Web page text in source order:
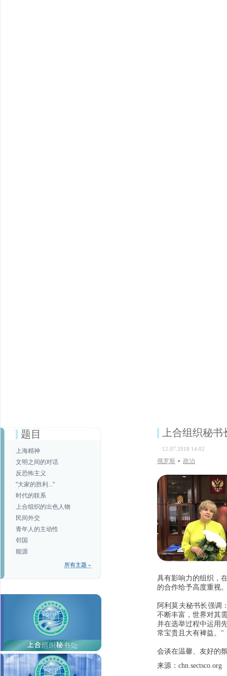
题目
上海精神
文明之间的对话
反恐怖主义
"大家的胜利..."
时代的联系
上合组织的出色人物
民间外交
青年人的主动性
邻国
能源
所有主题 »
上合组织秘
12.07.2018 14:02
俄罗斯 政治
具有影响力的组织，
的合作给予高度重视
阿利莫夫秘书长强调
不断丰富，世界对其
并在选举过程中运用
常宝贵且大有裨益。"
会谈在温馨、友好的
来源：chn.sectsco.org